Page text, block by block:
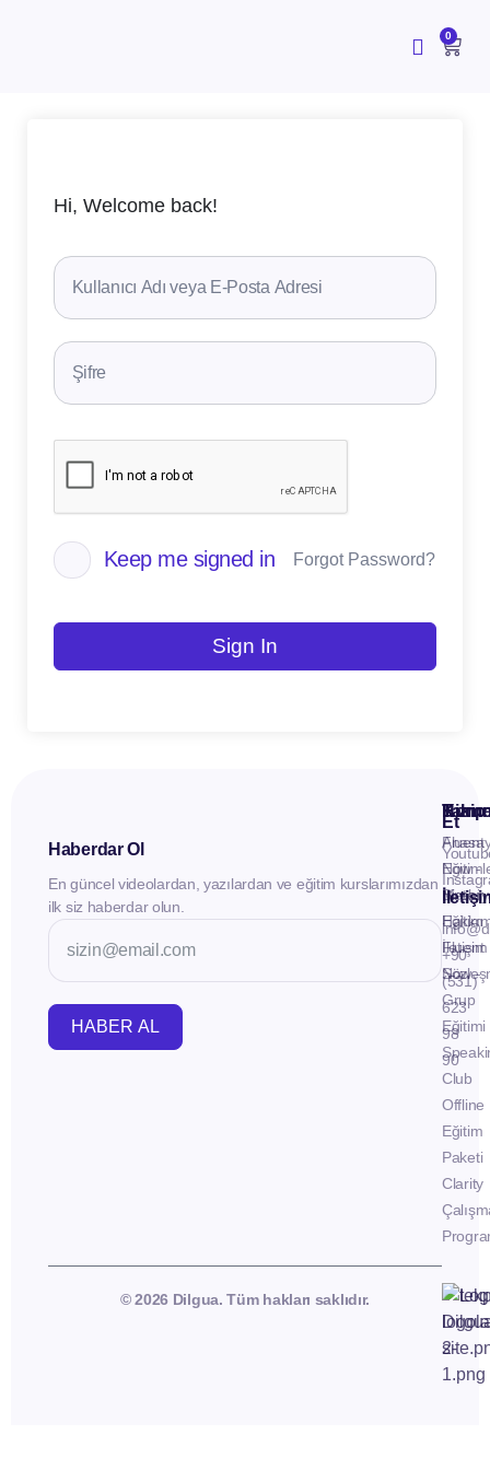
0
Hi, Welcome back!
Keep me signed in Forgot Password?
Sign In
Haberdar Ol
En güncel videolardan, yazılardan ve eğitim kurslarımızdan
ilk siz haberdar olun.
HABER AL
İletişim
Fluent
Now -
Birebir
Eğitim
Fluent
Now -
Grup
Eğitimi
Club
Offline
Eğitim
Paketi
Clarity
Takip
Et
+90
(531)
623
98
90
© 2026 Dilgua. Tüm hakları saklıdır.